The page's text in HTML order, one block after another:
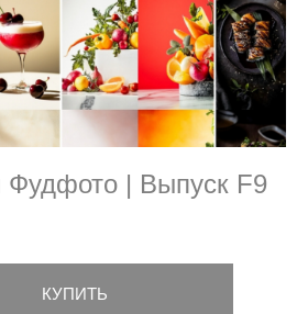
Фудфото | Выпуск F9
КУПИТЬ